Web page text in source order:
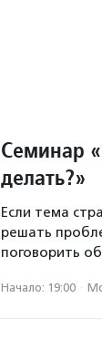
Семинар
делать?»
Если тема
решать
поговорить
Начало: 19:00 ·